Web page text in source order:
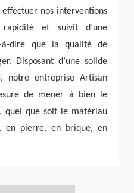
nos interventions
et suivit d’une
à-dire que la qualité de
Disposant d’une solide
notre entreprise Artisan
de mener à bien le
quel que soit le matériau
en pierre, en brique, en